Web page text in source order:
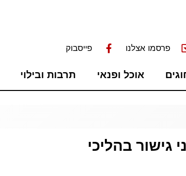
פרסמו אצלנו פייסבוק
אוכל ופנאי תרבות ובילוי
בהליכי